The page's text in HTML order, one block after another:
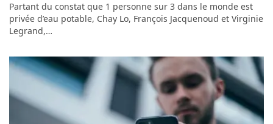
Partant du constat que 1 personne sur 3 dans le monde est
privée d’eau potable, Chay Lo, François Jacquenoud et Virginie
Legrand,…